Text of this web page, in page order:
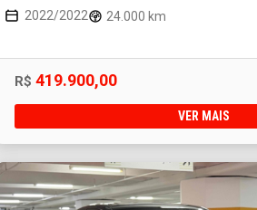
2022/2022 24.000 km
R$ 419.900,00
VER MAIS